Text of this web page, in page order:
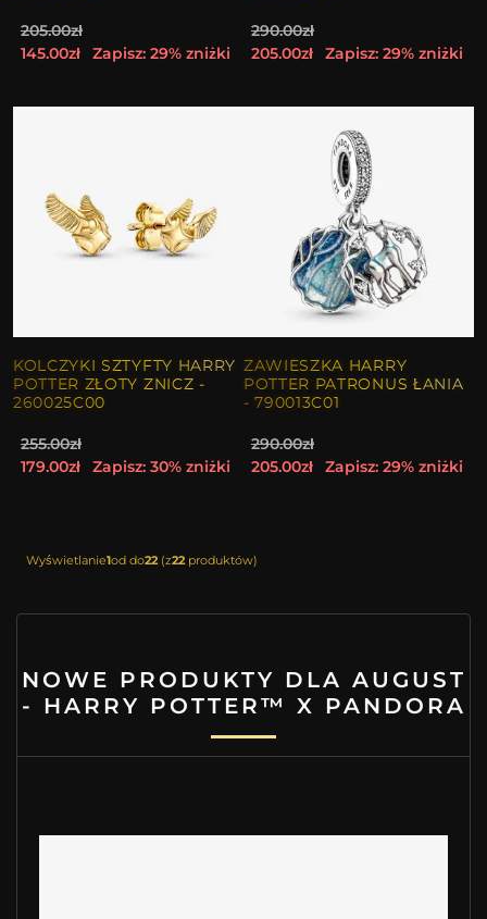
205.00zł
145.00zł
Zapisz: 29% zniżki
290.00zł
205.00zł
Zapisz: 29% zniżki
KOLCZYKI SZTYFTY HARRY
POTTER ZŁOTY ZNICZ -
260025C00
255.00zł
179.00zł
Zapisz: 30% zniżki
ZAWIESZKA HARRY
POTTER PATRONUS ŁANIA
- 790013C01
290.00zł
205.00zł
Zapisz: 29% zniżki
Wyświetlanie1od do22(z22produktów)
NOWE PRODUKTY DLA AUGUST
- HARRY POTTER™ X PANDORA